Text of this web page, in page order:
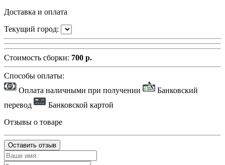
Доставка и оплата
Текущий город:
Стоимость сборки: 700 р.
Способы оплаты:
Оплата наличными при получении
Банковский
перевод
Банковской картой
Отзывы о товаре
Оставить отзыв